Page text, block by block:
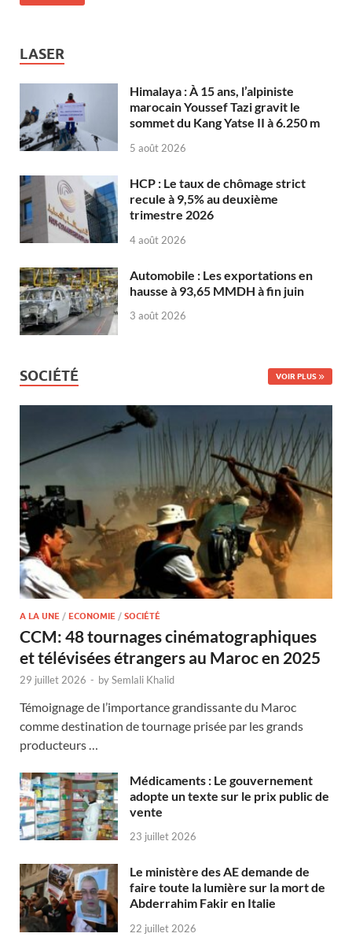
LASER
Himalaya : À 15 ans, l’alpiniste
marocain Youssef Tazi gravit le
sommet du Kang Yatse II à 6.250 m
5 août 2026
HCP : Le taux de chômage strict
recule à 9,5% au deuxième
trimestre 2026
4 août 2026
Automobile : Les exportations en
hausse à 93,65 MMDH à fin juin
3 août 2026
SOCIÉTÉ VOIR PLUS
A LA UNE / ECONOMIE / SOCIÉTÉ
CCM: 48 tournages cinématographiques
et télévisées étrangers au Maroc en 2025
29 juillet 2026 - bySemlali Khalid
Témoignage de l’importance grandissante du Maroc
comme destination de tournage prisée par les grands
producteurs …
Médicaments : Le gouvernement
adopte un texte sur le prix public de
vente
23 juillet 2026
Le ministère des AE demande de
faire toute la lumière sur la mort de
Abderrahim Fakir en Italie
22 juillet 2026